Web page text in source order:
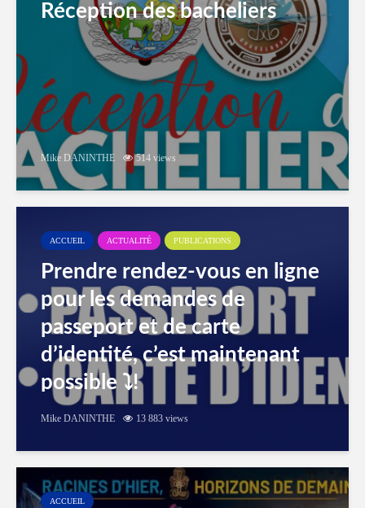
Réception des bacheliers
Mike DANINTHE 514 views
ACCUEIL ACTUALITÉ PUBLICATIONS
Prendre rendez-vous en ligne
pour les demandes de
passeport et de carte
d’identité, c’est maintenant
possible ⤵️!
Mike DANINTHE 13 883 views
ACCUEIL